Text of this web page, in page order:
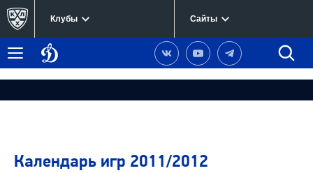
Клубы Сайты
Меню
Динамо
Москва
Наша
группа
Вконтакте
Наш
канал
YouTube
Наш
канал
Telegram
Календарь игр 2011/2012